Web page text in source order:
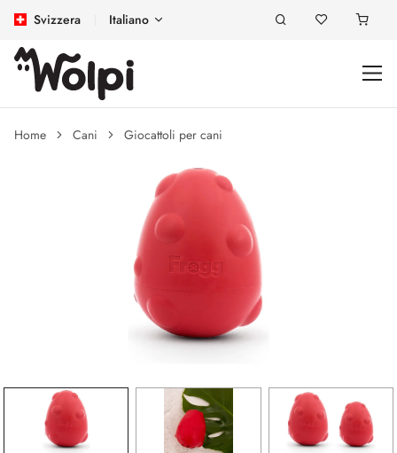
Svizzera Italiano
Home Cani Giocattoli per cani